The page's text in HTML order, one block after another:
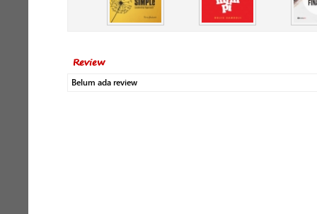
Review
Belum ada review